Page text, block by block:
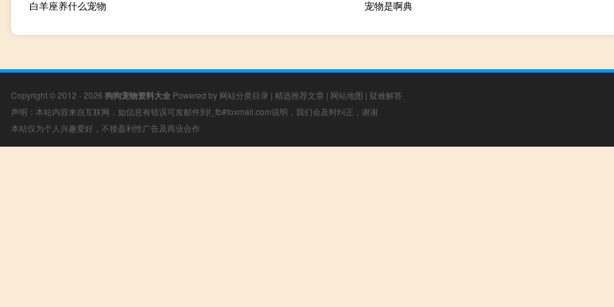
白羊座养什么宠物 宠物是啊典
Copyright © 2012 - 2026 狗狗宠物资料大全 Powered by 网站分类目录 | 精选推荐文章 | 网站地图 | 疑难解答
声明：本站内容来自互联网，如信息有错误可发邮件到f_fb#foxmail.com说明，我们会及时纠正，谢谢
本站仅为个人兴趣爱好，不接盈利性广告及商业合作